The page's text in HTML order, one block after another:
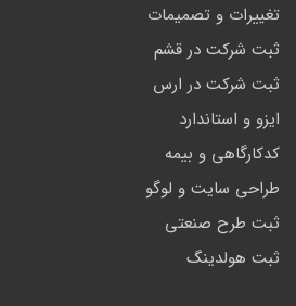
تغییرات و تصمیمات
ثبت شرکت در قشم
ثبت شرکت در ارس
ایزو و استاندارد
کدکارگاهی و بیمه
طراحی سایت و لوگو
ثبت طرح صنعتی
ثبت هولدینگ